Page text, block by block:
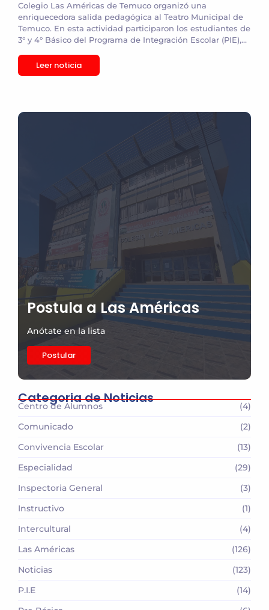
Colegio Las Américas de Temuco organizó una
enriquecedora salida pedagógica al Teatro Municipal de
Temuco. En esta actividad participaron los estudiantes de
3° y 4° Básico del Programa de Integración Escolar (PIE),...
Leer noticia
Postula a Las Américas
Anótate en la lista
Postular
Categoria de Noticias
Centro de Alumnos
(4)
Comunicado
(2)
Convivencia Escolar
(13)
Especialidad
(29)
Inspectoria General
(3)
Instructivo
(1)
Intercultural
(4)
Las Américas
(126)
Noticias
(123)
P.I.E
(14)